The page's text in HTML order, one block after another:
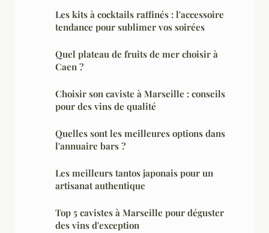
Les kits à cocktails raffinés : l'accessoire
tendance pour sublimer vos soirées
Quel plateau de fruits de mer choisir à
Caen ?
Choisir son caviste à Marseille : conseils
pour des vins de qualité
Quelles sont les meilleures options dans
l'annuaire bars ?
Les meilleurs tantos japonais pour un
artisanat authentique
Top 5 cavistes à Marseille pour déguster
des vins d'exception